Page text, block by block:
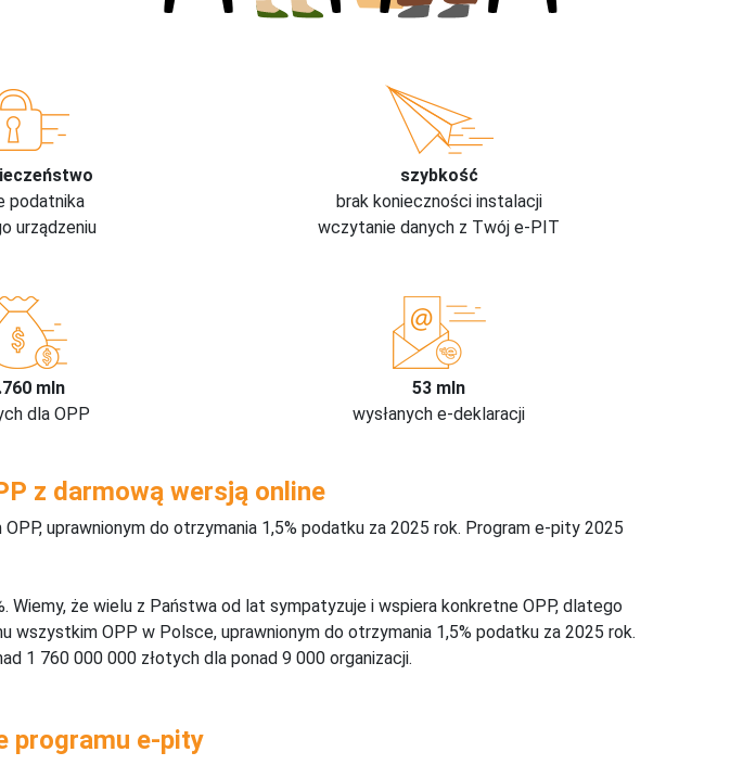
podatnika
urządzeniu
szybkość
brak konieczności instalacji
wczytanie danych z Twój e-PIT
mln
dla OPP
53 mln
wysłanych e-deklaracji
z darmową wersją online
uprawnionym do otrzymania 1,5% podatku za 2025 rok. Program e-pity 2025
że wielu z Państwa od lat sympatyzuje i wspiera konkretne OPP, dlatego
OPP w Polsce, uprawnionym do otrzymania 1,5% podatku za 2025 rok.
1 760 000 000 złotych dla ponad 9 000 organizacji.
programu e-pity